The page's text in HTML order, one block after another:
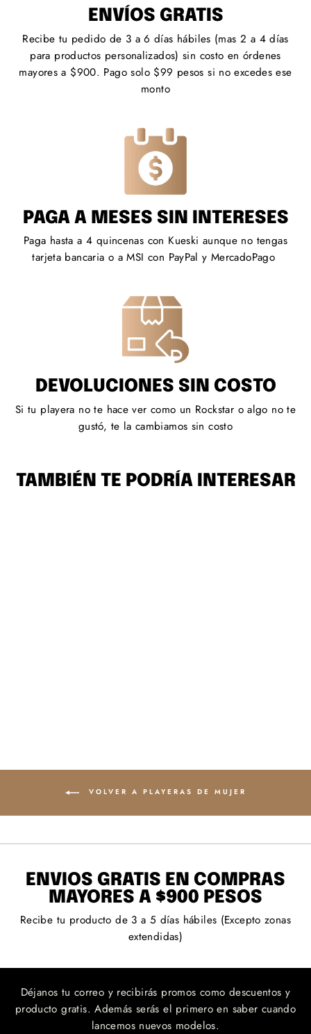
ENVÍOS GRATIS
Recibe tu pedido de 3 a 6 días hábiles (mas 2 a 4 días
para productos personalizados) sin costo en órdenes
mayores a $900. Pago solo $99 pesos si no excedes ese
monto
PAGA A MESES SIN INTERESES
Paga hasta a 4 quincenas con Kueski aunque no tengas
tarjeta bancaria o a MSI con PayPal y MercadoPago
DEVOLUCIONES SIN COSTO
Si tu playera no te hace ver como un Rockstar o algo no te
gustó, te la cambiamos sin costo
TAMBIÉN TE PODRÍA INTERESAR
VOLVER A PLAYERAS DE MUJER
ENVÍOS GRATIS EN COMPRAS
MAYORES A $900 PESOS
Recibe tu producto de 3 a 5 días hábiles (Excepto zonas
extendidas)
Déjanos tu correo y recibirás promos como descuentos y
producto gratis. Además serás el primero en saber cuando
lancemos nuevos modelos.